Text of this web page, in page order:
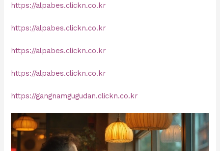
https://alpabes.clickn.co.kr
https://alpabes.clickn.co.kr
https://alpabes.clickn.co.kr
https://alpabes.clickn.co.kr
https://gangnamgugudan.clickn.co.kr